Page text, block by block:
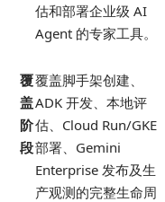
估和部署企业级 AI
Agent 的专家工具。
覆
盖
阶
段
覆盖脚手架创建、
ADK 开发、本地评
估、Cloud Run/GKE
部署、Gemini
Enterprise 发布及生
产观测的完整生命周